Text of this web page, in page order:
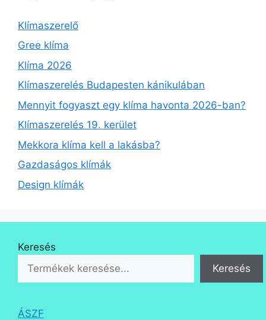
Klímaszerelő
Gree klíma
Klíma 2026
Klímaszerelés Budapesten kánikulában
Mennyit fogyaszt egy klíma havonta 2026-ban?
Klímaszerelés 19. kerület
Mekkora klíma kell a lakásba?
Gazdaságos klímák
Design klímák
Keresés
Keresés
ÁSZF